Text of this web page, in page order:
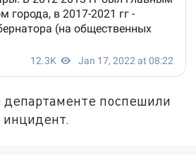
департаменте поспешили
инцидент.